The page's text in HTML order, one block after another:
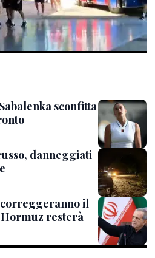
sconfitta
danneggiati
correggeranno il
resterà